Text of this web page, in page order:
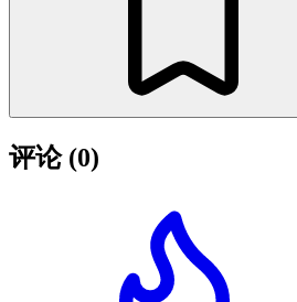
评论 (0)